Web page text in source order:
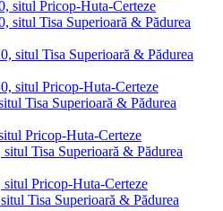
situl Pricop-Huta-Certeze
situl Tisa Superioară & Pădurea
situl Tisa Superioară & Pădurea
situl Pricop-Huta-Certeze
Tisa Superioară & Pădurea
Pricop-Huta-Certeze
Tisa Superioară & Pădurea
Pricop-Huta-Certeze
Tisa Superioară & Pădurea